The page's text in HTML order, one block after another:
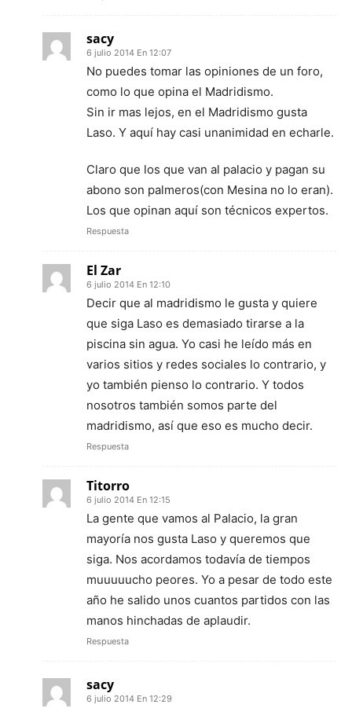
sacy
6 julio 2014 En 12:07
No puedes tomar las opiniones de un foro,
como lo que opina el Madridismo.
Sin ir mas lejos, en el Madridismo gusta
Laso. Y aquí hay casi unanimidad en echarle.
Claro que los que van al palacio y pagan su
abono son palmeros(con Mesina no lo eran).
Los que opinan aquí son técnicos expertos.
Respuesta
El Zar
6 julio 2014 En 12:10
Decir que al madridismo le gusta y quiere
que siga Laso es demasiado tirarse a la
piscina sin agua. Yo casi he leído más en
varios sitios y redes sociales lo contrario, y
yo también pienso lo contrario. Y todos
nosotros también somos parte del
madridismo, así que eso es mucho decir.
Respuesta
Titorro
6 julio 2014 En 12:15
La gente que vamos al Palacio, la gran
mayoría nos gusta Laso y queremos que
siga. Nos acordamos todavía de tiempos
muuuuucho peores. Yo a pesar de todo este
año he salido unos cuantos partidos con las
manos hinchadas de aplaudir.
Respuesta
sacy
6 julio 2014 En 12:29